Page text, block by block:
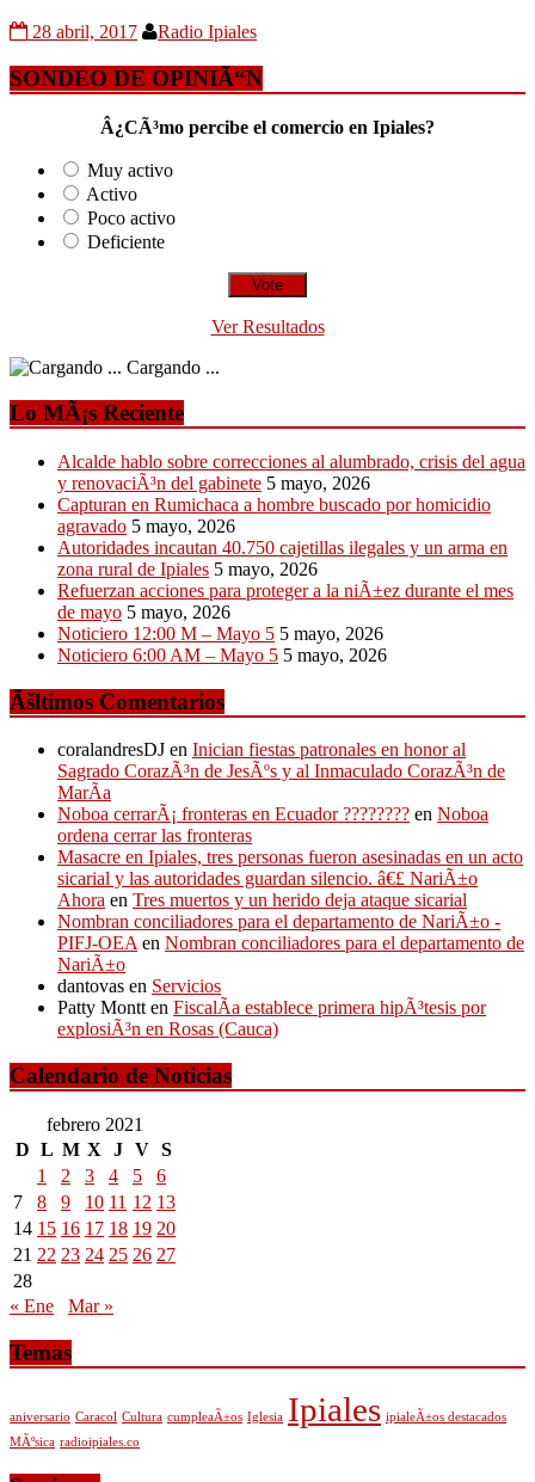
28 abril, 2017 Radio Ipiales
SONDEO DE OPINIÃ“N
Â¿CÃ³mo percibe el comercio en Ipiales?
Muy activo
Activo
Poco activo
Deficiente
Ver Resultados
Cargando ...
Lo MÃ¡s Reciente
Alcalde hablo sobre correcciones al alumbrado, crisis del agua
y renovaciÃ³n del gabinete 5 mayo, 2026
Capturan en Rumichaca a hombre buscado por homicidio
agravado 5 mayo, 2026
Autoridades incautan 40.750 cajetillas ilegales y un arma en
zona rural de Ipiales 5 mayo, 2026
Refuerzan acciones para proteger a la niÃ±ez durante el mes
de mayo 5 mayo, 2026
Noticiero 12:00 M – Mayo 5 5 mayo, 2026
Noticiero 6:00 AM – Mayo 5 5 mayo, 2026
Ãšltimos Comentarios
coralandresDJ en Inician fiestas patronales en honor al
Sagrado CorazÃ³n de JesÃºs y al Inmaculado CorazÃ³n de
MarÃ­a
Noboa cerrarÃ¡ fronteras en Ecuador ???????? en Noboa
ordena cerrar las fronteras
Masacre en Ipiales, tres personas fueron asesinadas en un acto
sicarial y las autoridades guardan silencio. â€£ NariÃ±o
Ahora en Tres muertos y un herido deja ataque sicarial
Nombran conciliadores para el departamento de NariÃ±o -
PIFJ-OEAen Nombran conciliadores para el departamento de
NariÃ±o
dantovas en Servicios
Patty Montten FiscalÃ­a establece primera hipÃ³tesis por
explosiÃ³n en Rosas (Cauca)
Calendario de Noticias
febrero 2021
D L M X J V S
1
2 3 4 5
6
7
8 9 10 11 12 13
14 15 16 17 18 19 20
21 22 23 24 25 26 27
28
« Ene
Mar »
Temas
aniversario Caracol Cultura cumpleaÃ±os Iglesia Ipiales ipialeÃ±os destacados
MÃºsica radioipiales.co